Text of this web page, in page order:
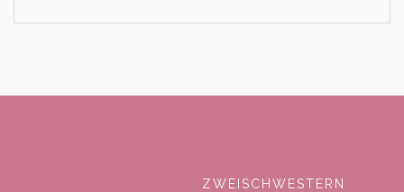
ZWEISCHWESTERN